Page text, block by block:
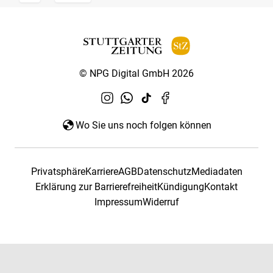
© NPG Digital GmbH 2026
Wo Sie uns noch folgen können
PrivatsphäreKarriereAGBDatenschutzMediadaten
Erklärung zur BarrierefreiheitKündigungKontakt
ImpressumWiderruf